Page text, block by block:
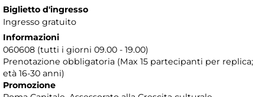
Biglietto d'ingresso
Ingresso gratuito
Informazioni
060608 (tutti i giorni 09.00 - 19.00)
Prenotazione obbligatoria (Max 15 partecipanti per replica;
età 16-30 anni)
Promozione